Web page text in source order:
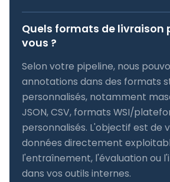
Quels formats de livraison
vous ?
Selon votre pipeline, nous
annotations dans des formats
personnalisés, notamment
JSON, CSV, formats WSI/
personnalisés. L'objectif est de
données directement
l'entraînement, l'évaluation ou
dans vos outils internes.